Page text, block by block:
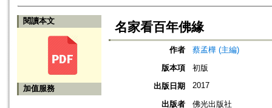
閱讀本文
加值服務
名家看百年佛緣
作者
蔡孟樺 (主編)
版本項
初版
出版日期
2017
出版者
佛光出版社